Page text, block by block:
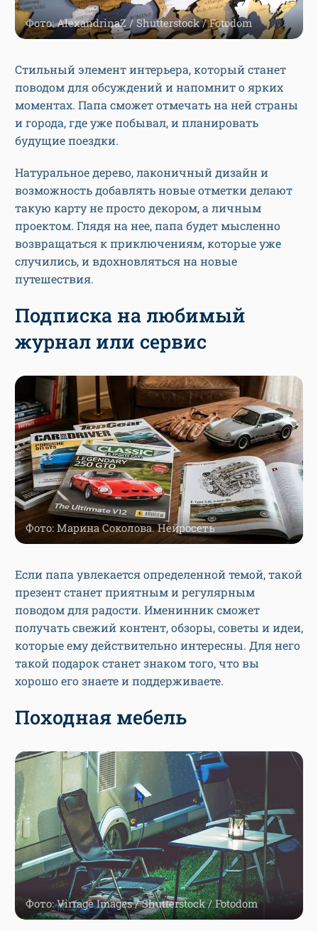
Фото: AlexandrinaZ / Shutterstock / Fotodom
Стильный элемент интерьера, который станет
поводом для обсуждений и напомнит о ярких
моментах. Папа сможет отмечать на ней страны
и города, где уже побывал, и планировать
будущие поездки.
Натуральное дерево, лаконичный дизайн и
возможность добавлять новые отметки делают
такую карту не просто декором, а личным
проектом. Глядя на нее, папа будет мысленно
возвращаться к приключениям, которые уже
случились, и вдохновляться на новые
путешествия.
Подписка на любимый
журнал или сервис
Фото: Марина Соколова. Нейросеть
Если папа увлекается определенной темой, такой
презент станет приятным и регулярным
поводом для радости. Именинник сможет
получать свежий контент, обзоры, советы и идеи,
которые ему действительно интересны. Для него
такой подарок станет знаком того, что вы
хорошо его знаете и поддерживаете.
Походная мебель
Фото: Virrage Images / Shutterstock / Fotodom